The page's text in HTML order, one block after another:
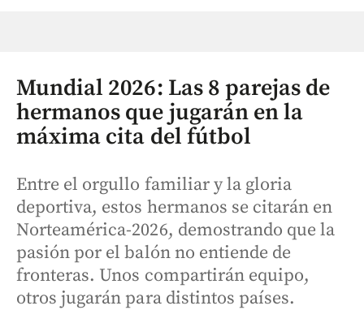
Mundial 2026: Las 8 parejas de
hermanos que jugarán en la
máxima cita del fútbol
Entre el orgullo familiar y la gloria
deportiva, estos hermanos se citarán en
Norteamérica-2026, demostrando que la
pasión por el balón no entiende de
fronteras. Unos compartirán equipo,
otros jugarán para distintos países.